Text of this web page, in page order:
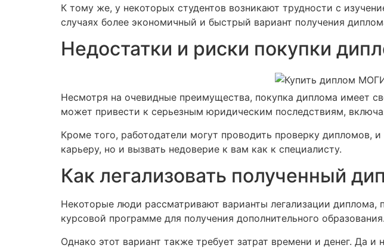
К тому же, у некоторых студентов возникают трудности с
случаях более экономичный и быстрый вариант получения
Недостатки и риски покупки
Несмотря на очевидные преимущества, покупка диплома имеет
может привести к серьезным юридическим последствиям,
Кроме того, работодатели могут проводить проверку дипломов,
карьеру, но и вызвать недоверие к вам как к специалисту.
Как легализовать полученный
Некоторые люди рассматривают варианты легализации
курсовой программе для получения дополнительного образования.
Однако этот вариант также требует затрат времени и денег. Да